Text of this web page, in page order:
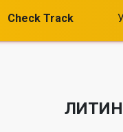
Check Track